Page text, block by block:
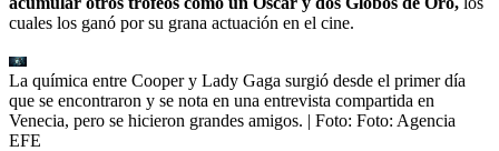
cuales los ganó por su grana actuación en el cine.
La química entre Cooper y Lady Gaga surgió desde el primer día
que se encontraron y se nota en una entrevista compartida en
Venecia, pero se hicieron grandes amigos. | Foto: Foto: Agencia
EFE